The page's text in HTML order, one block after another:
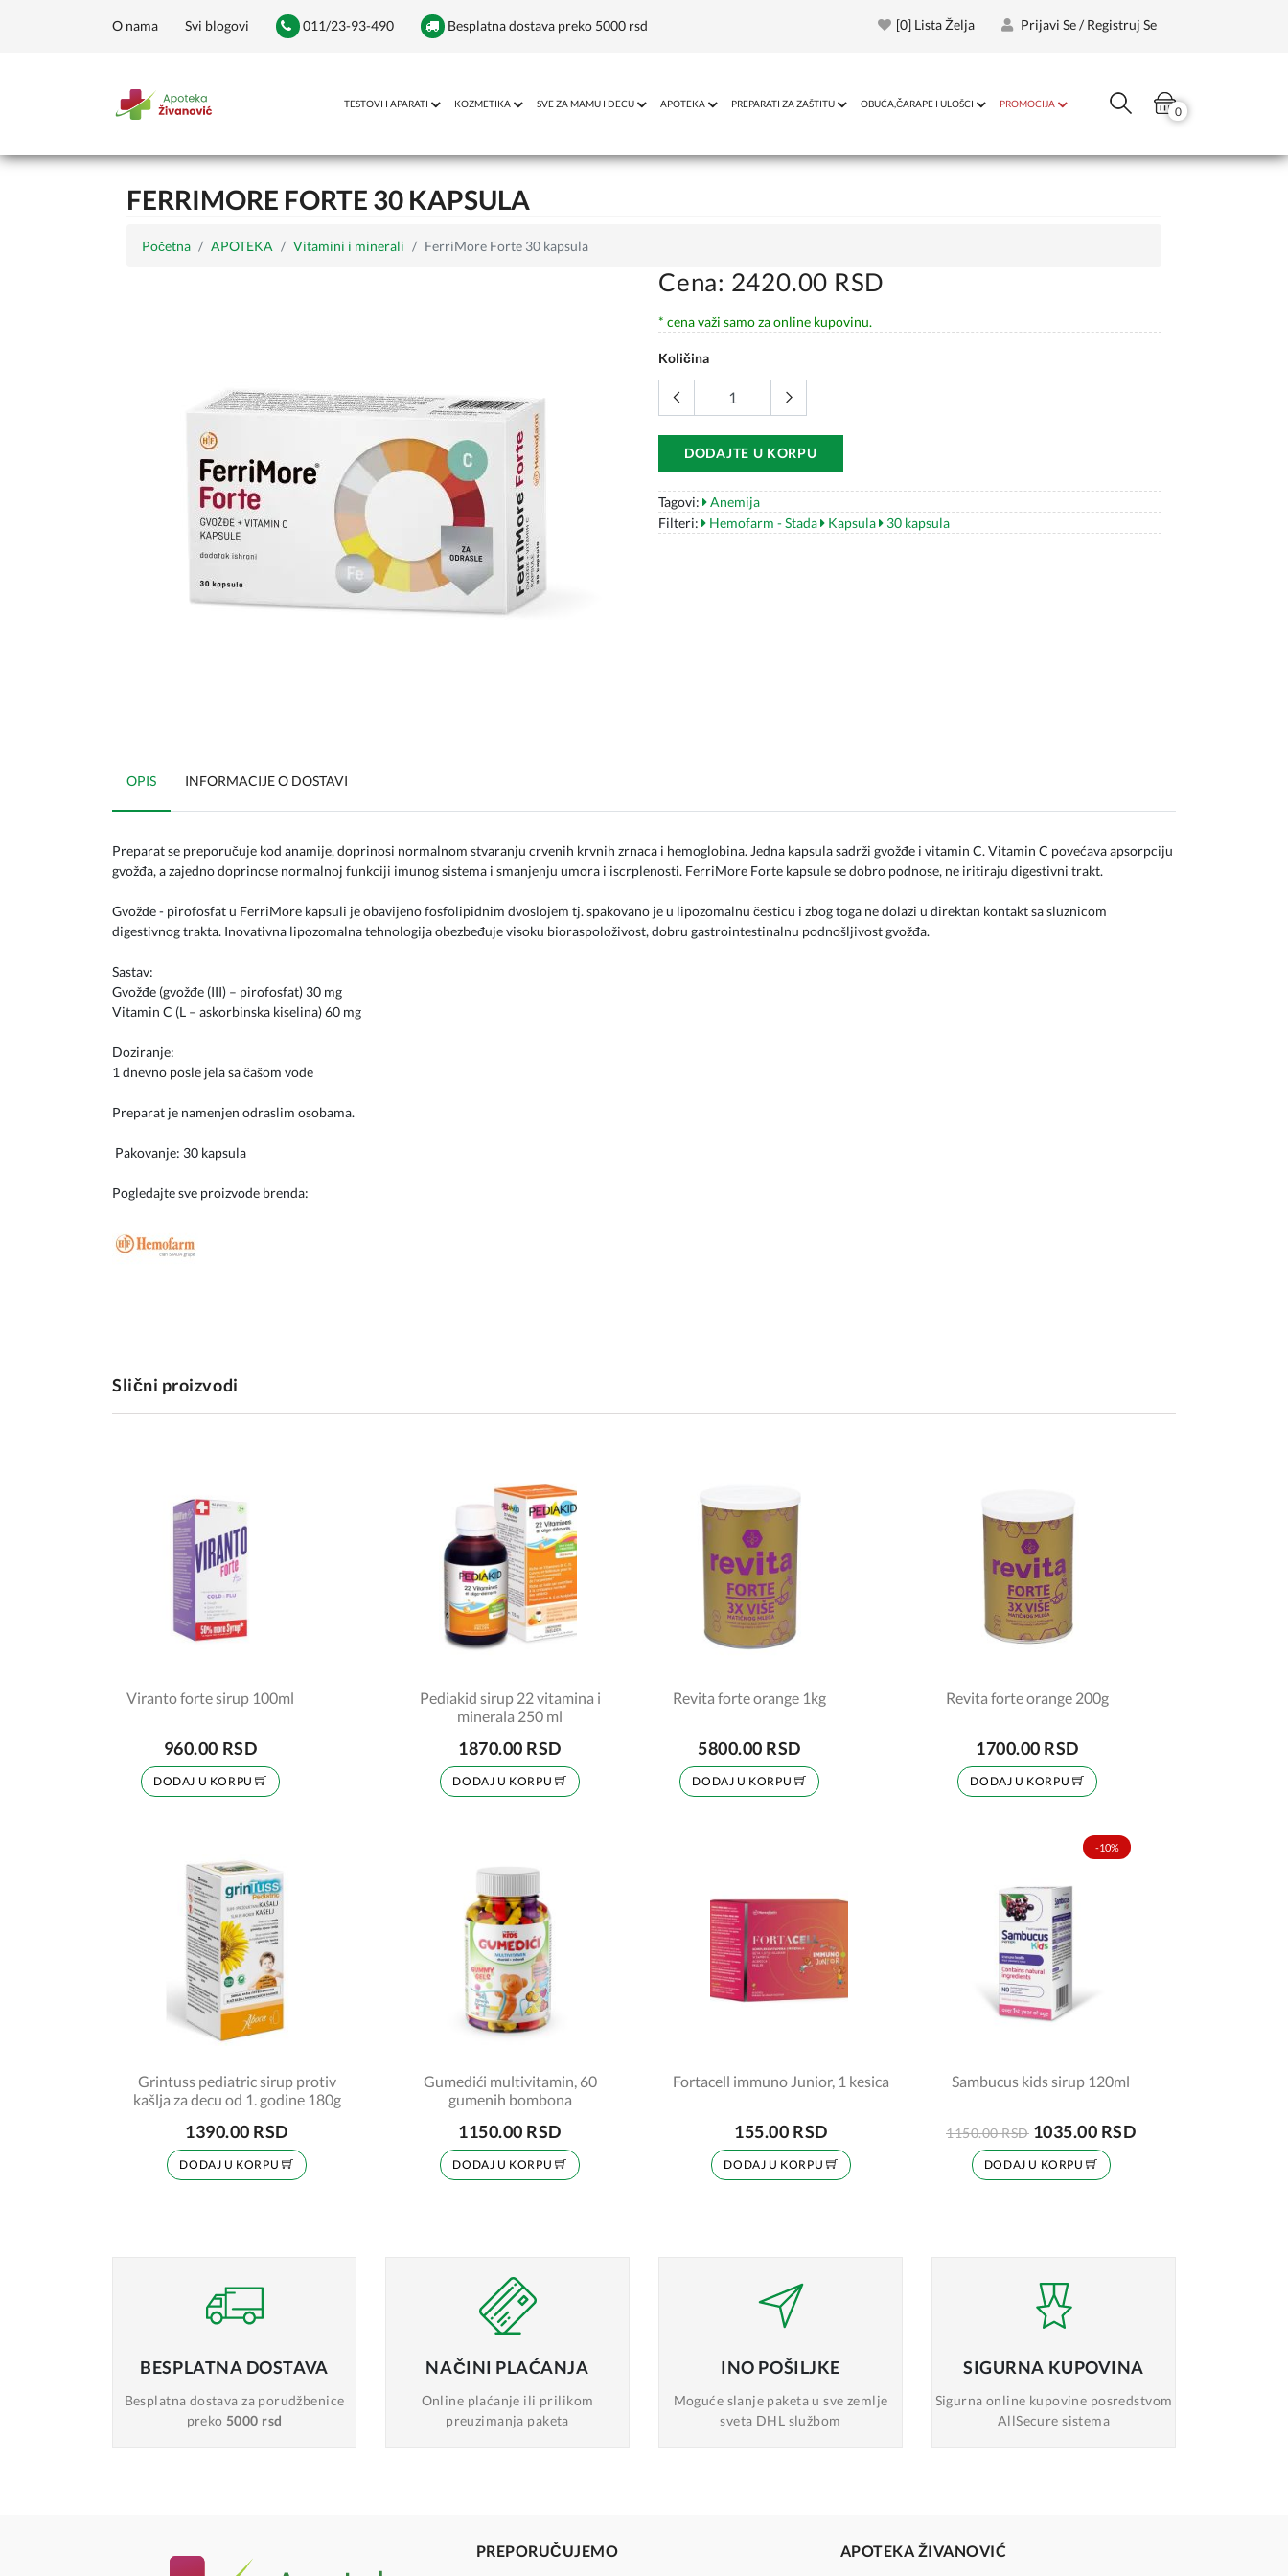
O nama Svi blogovi 011/23-93-490 Besplatna dostava preko 5000 rsd [0] Lista Želja Prijavi Se / Registruj Se
TESTOVI I APARATI KOZMETIKA SVE ZA MAMU I DECU APOTEKA PREPARATI ZA ZAŠTITU OBUĆA,ČARAPE I ULOŠCI PROMOCIJA
0
FERRIMORE FORTE 30 KAPSULA
Početna APOTEKA Vitamini i minerali FerriMore Forte 30 kapsula
Cena: 2420.00 RSD
* cena važi samo za online kupovinu.
Količina
DODAJTE U KORPU
Tagovi:
Anemija
Filteri:
Hemofarm - Stada Kapsula 30 kapsula
OPIS INFORMACIJE O DOSTAVI
Preparat se preporučuje kod anamije, doprinosi normalnom stvaranju crvenih krvnih zrnaca i hemoglobina. Jedna kapsula sadrži gvožđe i vitamin C. Vitamin C povećava apsorpciju
gvožđa, a zajedno doprinose normalnoj funkciji imunog sistema i smanjenju umora i iscrplenosti. FerriMore Forte kapsule se dobro podnose, ne iritiraju digestivni trakt.
Gvožđe - pirofosfat u FerriMore kapsuli je obavijeno fosfolipidnim dvoslojem tj. spakovano je u lipozomalnu česticu i zbog toga ne dolazi u direktan kontakt sa sluznicom
digestivnog trakta. Inovativna lipozomalna tehnologija obezbeđuje visoku bioraspoloživost, dobru gastrointestinalnu podnošljivost gvožđa.
Sastav:
Gvožđe (gvožđe (III) – pirofosfat) 30 mg
Vitamin C (L – askorbinska kiselina) 60 mg
Doziranje:
1 dnevno posle jela sa čašom vode
Preparat je namenjen odraslim osobama.
Pakovanje: 30 kapsula
Pogledajte sve proizvode brenda:
Slični proizvodi
Viranto forte sirup 100ml
960.00 RSD
DODAJ U KORPU
Pediakid sirup 22 vitamina i
minerala 250 ml
1870.00 RSD
DODAJ U KORPU
Revita forte orange 1kg
5800.00 RSD
DODAJ U KORPU
Revita forte orange 200g
1700.00 RSD
DODAJ U KORPU
Grintuss pediatric sirup protiv
kašlja za decu od 1. godine 180g
1390.00 RSD
DODAJ U KORPU
Gumedići multivitamin, 60
gumenih bombona
1150.00 RSD
DODAJ U KORPU
Fortacell immuno Junior, 1 kesica
155.00 RSD
DODAJ U KORPU
-10%
Sambucus kids sirup 120ml
1150.00 RSD 1035.00 RSD
DODAJ U KORPU
BESPLATNA DOSTAVA
Besplatna dostavaza porudžbenice
preko 5000 rsd
NAČINI PLAĆANJA
Online plaćanje ili prilikom
preuzimanja paketa
INO POŠILJKE
Moguće slanje paketa u sve zemlje
sveta DHL službom
SIGURNA KUPOVINA
Sigurna online kupovine posredstvom
AllSecure sistema
PREPORUČUJEMO APOTEKA ŽIVANOVIĆ